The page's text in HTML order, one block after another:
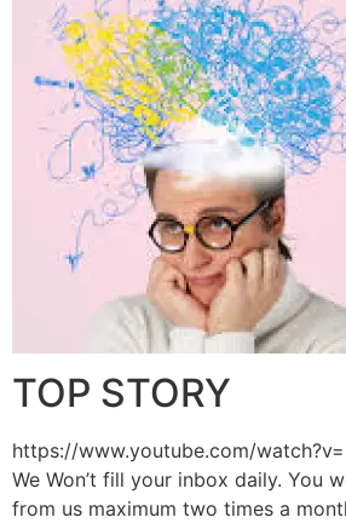
TOP STORY
https://www.youtube.com/
We Won’t fill your inbox daily. You
from us maximum two times a